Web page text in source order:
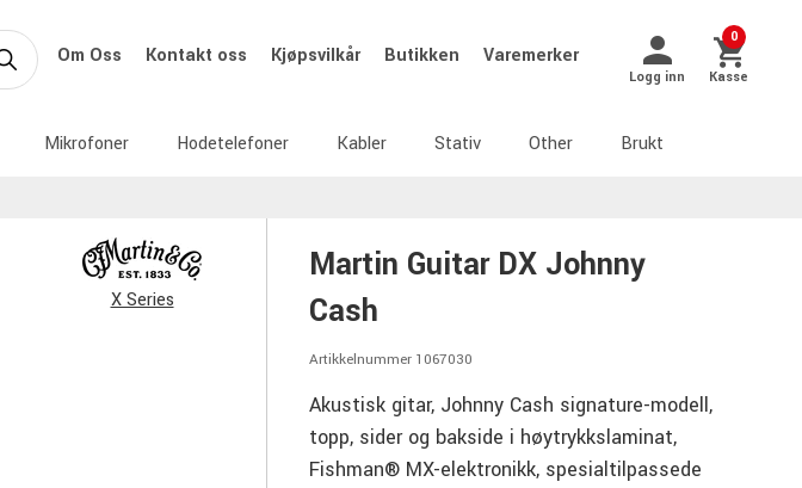
Om Oss Kontakt oss Kjøpsvilkår Butikken Varemerker
Logg inn
0
Kasse
Mikrofoner Hodetelefoner Kabler Stativ Other Brukt
X Series
Martin Guitar DX Johnny
Cash
Artikkelnummer 1067030
Akustisk gitar, Johnny Cash signature-modell,
topp, sider og bakside i høytrykkslaminat,
Fishman® MX-elektronikk, spesialtilpassede